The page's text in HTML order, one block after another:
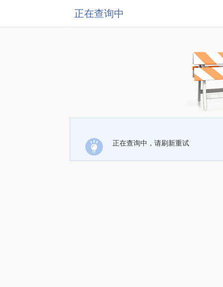
正在查询中
正在查询中，请刷新重试